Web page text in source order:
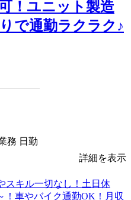
！ユニット製造
で通勤ラクラク♪
務 日勤
詳細を表示